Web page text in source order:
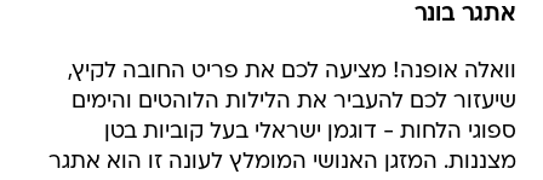
אתגר בונר
וואלה אופנה! מציעה לכם את פריט החובה לקיץ,
שיעזור לכם להעביר את הלילות הלוהטים והימים
ספוגי הלחות - דוגמן ישראלי בעל קוביות בטן
מצננות. המזגן האנושי המומלץ לעונה זו הוא אתגר